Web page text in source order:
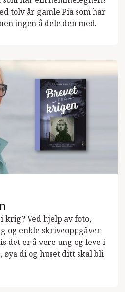
tolv år gamle Pia som har
ingen å dele den med.
krig? Ved hjelp av foto,
og enkle skriveoppgåver
det er å vere ung og leve i
di og huset ditt skal bli